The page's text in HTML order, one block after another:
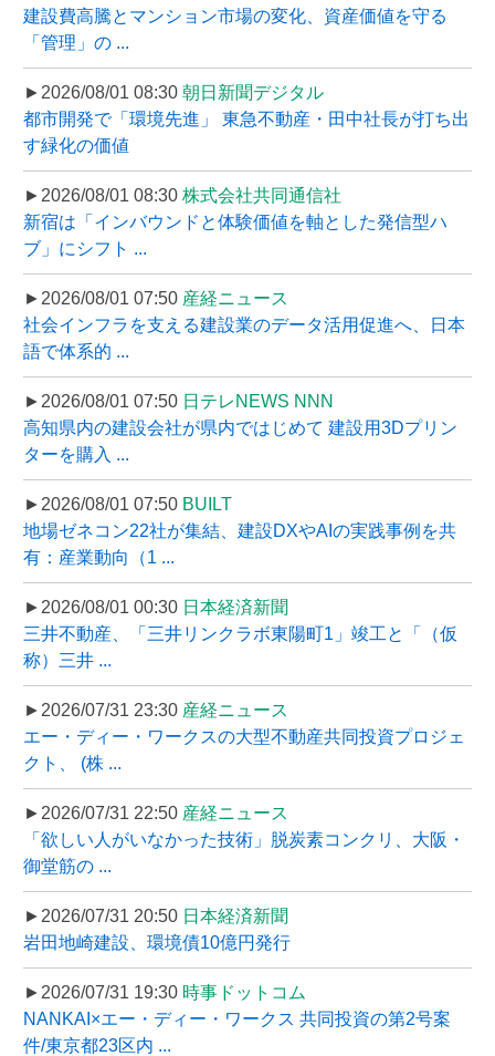
建設費高騰とマンション市場の変化、資産価値を守る
「管理」の ...
►2026/08/01 08:30 朝日新聞デジタル
都市開発で「環境先進」 東急不動産・田中社長が打ち出
す緑化の価値
►2026/08/01 08:30 株式会社共同通信社
新宿は「インバウンドと体験価値を軸とした発信型ハ
ブ」にシフト ...
►2026/08/01 07:50 産経ニュース
社会インフラを支える建設業のデータ活用促進へ、日本
語で体系的 ...
►2026/08/01 07:50 日テレNEWS NNN
高知県内の建設会社が県内ではじめて 建設用3Dプリン
ターを購入 ...
►2026/08/01 07:50 BUILT
地場ゼネコン22社が集結、建設DXやAIの実践事例を共
有：産業動向（1 ...
►2026/08/01 00:30 日本経済新聞
三井不動産、「三井リンクラボ東陽町1」竣工と「（仮
称）三井 ...
►2026/07/31 23:30 産経ニュース
エー・ディー・ワークスの大型不動産共同投資プロジェ
クト、 (株 ...
►2026/07/31 22:50 産経ニュース
「欲しい人がいなかった技術」脱炭素コンクリ、大阪・
御堂筋の ...
►2026/07/31 20:50 日本経済新聞
岩田地崎建設、環境債10億円発行
►2026/07/31 19:30 時事ドットコム
NANKAI×エー・ディー・ワークス 共同投資の第2号案
件/東京都23区内 ...